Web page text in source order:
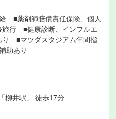
■薬剤師賠償責任保険、個人
行 ■健康診断、インフルエ
■マツダスタジアム年間指
助あり
柳井駅」 徒歩17分